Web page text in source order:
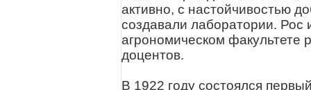
активно, с настойчивостью
создавали лаборатории. Рос
агрономическом факультете
доцентов.
В 1922 году состоялся